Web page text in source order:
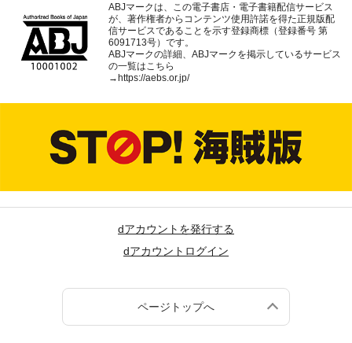
ABJマークは、この電子書店・電子書籍配信サービス
が、著作権者からコンテンツ使用許諾を得た正規版配
信サービスであることを示す登録商標（登録番号 第
6091713号）です。
ABJマークの詳細、ABJマークを掲示しているサービス
の一覧はこちら
→https://aebs.or.jp/
dアカウントを発行する
dアカウントログイン
ページトップへ